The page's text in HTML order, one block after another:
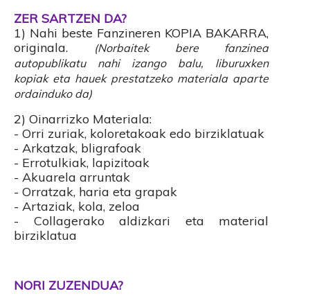
ZER SARTZEN DA?
1) Nahi beste Fanzineren KOPIA BAKARRA,
originala.
(Norbaitek bere fanzinea
autopublikatu nahi izango balu, liburuxken
kopiak eta hauek prestatzeko materiala aparte
ordainduko da)
2) Oinarrizko Materiala:
- Orri zuriak, koloretakoak edo birziklatuak
- Arkatzak, bligrafoak
- Errotulkiak, lapizitoak
- Akuarela arruntak
- Orratzak, haria eta grapak
- Artaziak, kola, zeloa
- Collagerako aldizkari eta material
birziklatua
NORI ZUZENDUA?